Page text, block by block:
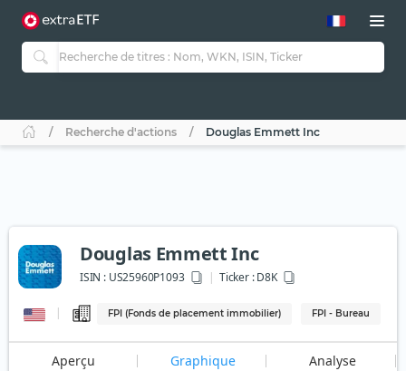
Recherche d'actions Douglas Emmett Inc
Douglas Emmett Inc
ISIN :US25960P1093 Ticker :D8K
FPI (Fonds de placement immobilier) FPI - Bureau
Aperçu Graphique Analyse